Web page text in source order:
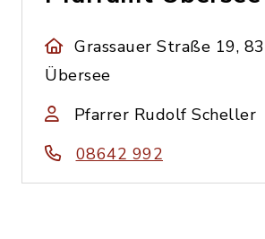
Grassauer Straße 19,
Übersee
Pfarrer Rudolf Scheller
08642 992